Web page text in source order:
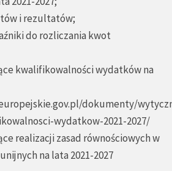
i rezultatów;
do rozliczania kwot
kwalifikowalności wydatków na
dokumenty/
wydatkow-2021-2027/
realizacji zasad równościowych w
na lata 2021-2027